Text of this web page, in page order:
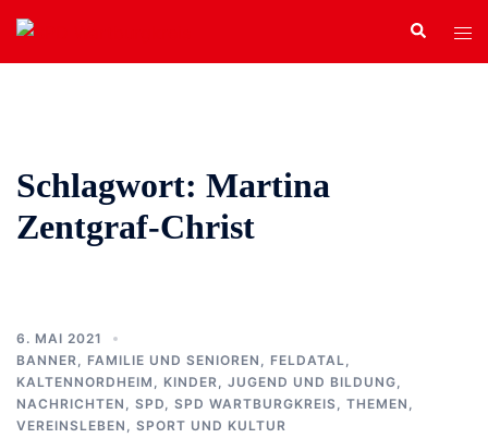
Zum
Inhalt
springen
Search
Schlagwort: Martina
Zentgraf-Christ
6. MAI 2021
BANNER
FAMILIE UND SENIOREN FELDATAL
KALTENNORDHEIM
KINDER, JUGEND UND BILDUNG
NACHRICHTEN
SPD SPD WARTBURGKREIS THEMEN
VEREINSLEBEN, SPORT UND KULTUR